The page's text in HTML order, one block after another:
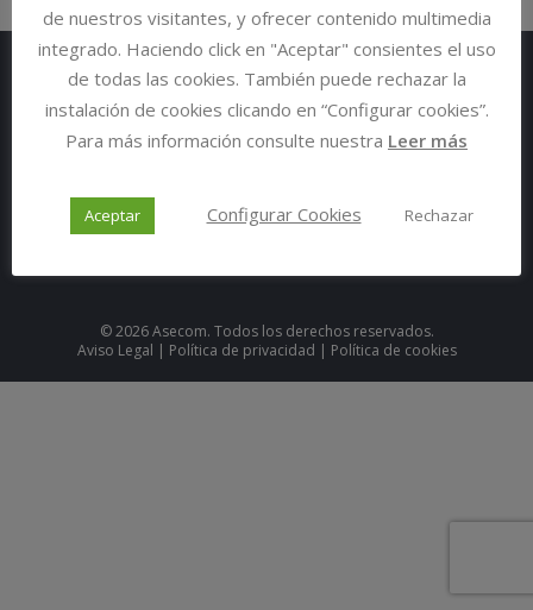
© 2026 Asecom. Todos los derechos reservados.
Aviso Legal | Política de privacidad | Política de cookies
de nuestros visitantes, y ofrecer contenido multimedia
integrado. Haciendo click en "Aceptar" consientes el uso
de todas las cookies. También puede rechazar la
instalación de cookies clicando en “Configurar cookies”.
Para más información consulte nuestra Leer más
Aceptar Configurar Cookies Rechazar